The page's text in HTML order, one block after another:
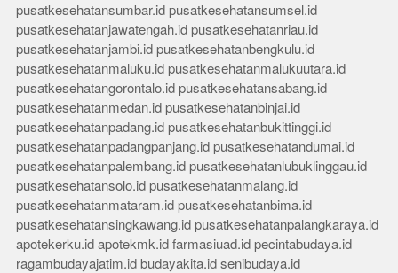
pusatkesehatansumbar.id pusatkesehatansumsel.id
pusatkesehatanjawatengah.id pusatkesehatanriau.id
pusatkesehatanjambi.id pusatkesehatanbengkulu.id
pusatkesehatanmaluku.id pusatkesehatanmalukuutara.id
pusatkesehatangorontalo.id pusatkesehatansabang.id
pusatkesehatanmedan.id pusatkesehatanbinjai.id
pusatkesehatanpadang.id pusatkesehatanbukittinggi.id
pusatkesehatanpadangpanjang.id pusatkesehatandumai.id
pusatkesehatanpalembang.id pusatkesehatanlubuklinggau.id
pusatkesehatansolo.id pusatkesehatanmalang.id
pusatkesehatanmataram.id pusatkesehatanbima.id
pusatkesehatansingkawang.id pusatkesehatanpalangkaraya.id
apotekerku.id apotekmk.id farmasiuad.id pecintabudaya.id
ragambudayajatim.id budayakita.id senibudaya.id